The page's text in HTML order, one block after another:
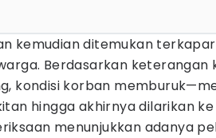
kemudian ditemukan
Berdasarkan keterangan
kondisi korban
hingga akhirnya dilarikan ke
menunjukkan adanya